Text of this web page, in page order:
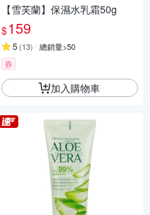
【雪芙蘭】保濕水乳霜50g
$159
5 (13) 總銷量>50
券
加入購物車